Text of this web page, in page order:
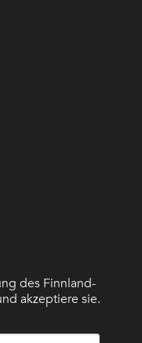
des Finnland-
akzeptiere sie.